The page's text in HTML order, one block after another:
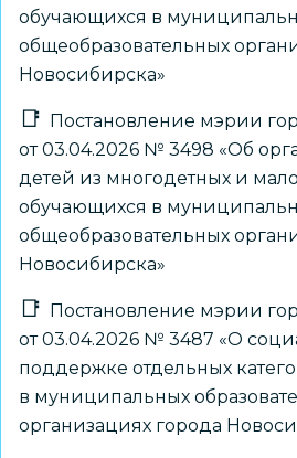
обучающихся в
общеобразовательных
Новосибирска»
Постановление мэрии
от 03.04.2026 № 3498 «Об
детей из многодетных и
обучающихся в
общеобразовательных
Новосибирска»
Постановление мэрии
от 03.04.2026 № 3487 «О
поддержке отдельных
в муниципальных
организациях города